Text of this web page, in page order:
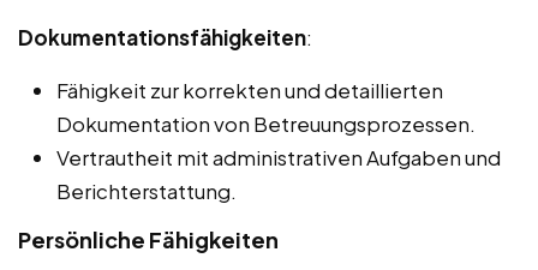
Dokumentationsfähigkeiten:
Fähigkeit zur korrekten und detaillierten
Dokumentation von Betreuungsprozessen.
Vertrautheit mit administrativen Aufgaben und
Berichterstattung.
Persönliche Fähigkeiten